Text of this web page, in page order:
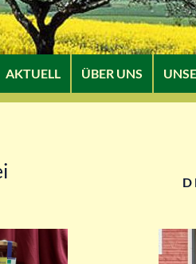
AKTUELL ÜBER UNS
D